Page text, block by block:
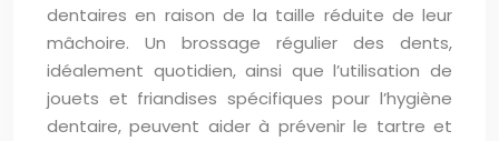
dentaires en raison de la taille réduite de leur
mâchoire. Un brossage régulier des dents,
idéalement quotidien, ainsi que l’utilisation de
jouets et friandises spécifiques pour l’hygiène
dentaire, peuvent aider à prévenir le tartre et